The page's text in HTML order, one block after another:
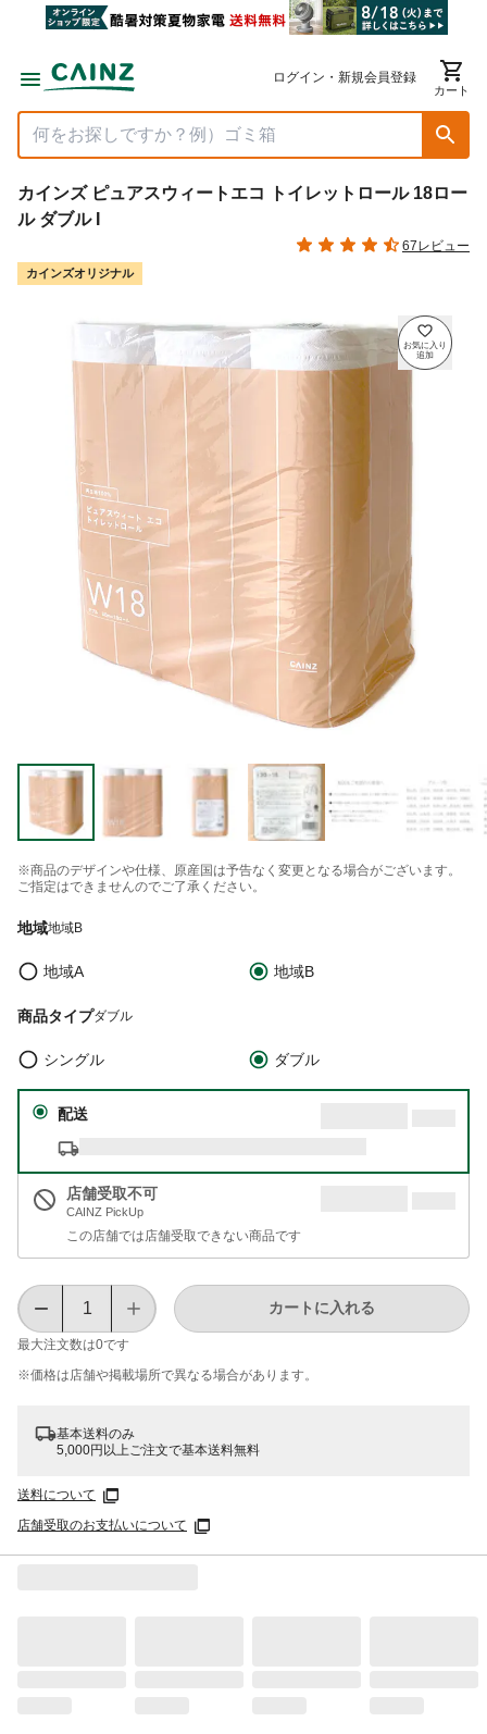
ログイン・新規会員登録
カート
カインズ ピュアスウィートエコ トイレットロール 18ロー
ル ダブル I
67レビュー
カインズオリジナル
※商品のデザインや仕様、原産国は予告なく変更となる場合がございます。
ご指定はできませんのでご了承ください。
地域地域B
地域A 地域B
商品タイプダブル
シングル ダブル
配送
店舗受取不可
CAINZ PickUp
この店舗では店舗受取できない商品です
最大注文数は0です
カートに入れる
※価格は​店舗や​掲載場所で​異なる​場合が​あります。
基本送料のみ
5,000円以上ご注文で基本送料無料
送料について
店舗受取のお支払いについて